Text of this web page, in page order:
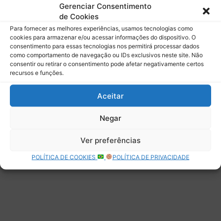
Gerenciar Consentimento
de Cookies
Para fornecer as melhores experiências, usamos tecnologias como
cookies para armazenar e/ou acessar informações do dispositivo. O
consentimento para essas tecnologias nos permitirá processar dados
como comportamento de navegação ou IDs exclusivos neste site. Não
consentir ou retirar o consentimento pode afetar negativamente certos
recursos e funções.
Aceitar
Negar
Ver preferências
POLÍTICA DE COOKIES POLÍTICA DE PRIVACIDADE
Assinar
Deixe uma resposta